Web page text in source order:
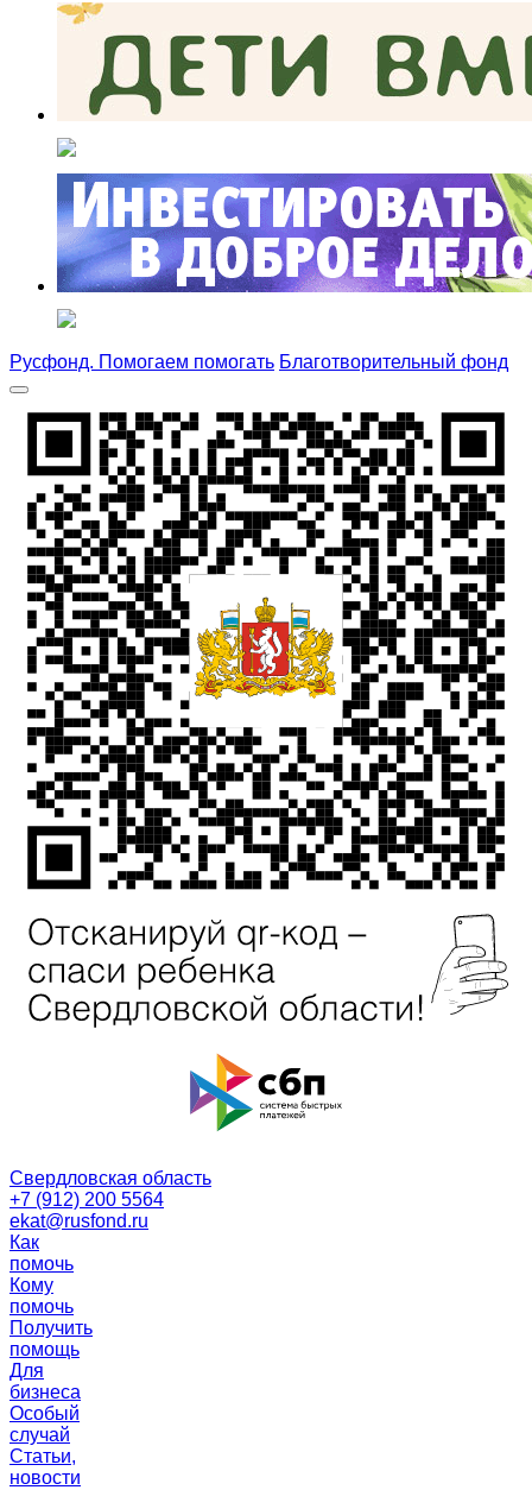
Русфонд. Помогаем помогать Благотворительный фонд
Свердловская область
+7 (912) 200 5564
ekat@rusfond.ru
Как
помочь
Кому
помочь
Получить
помощь
Для
бизнеса
Особый
случай
Статьи,
новости